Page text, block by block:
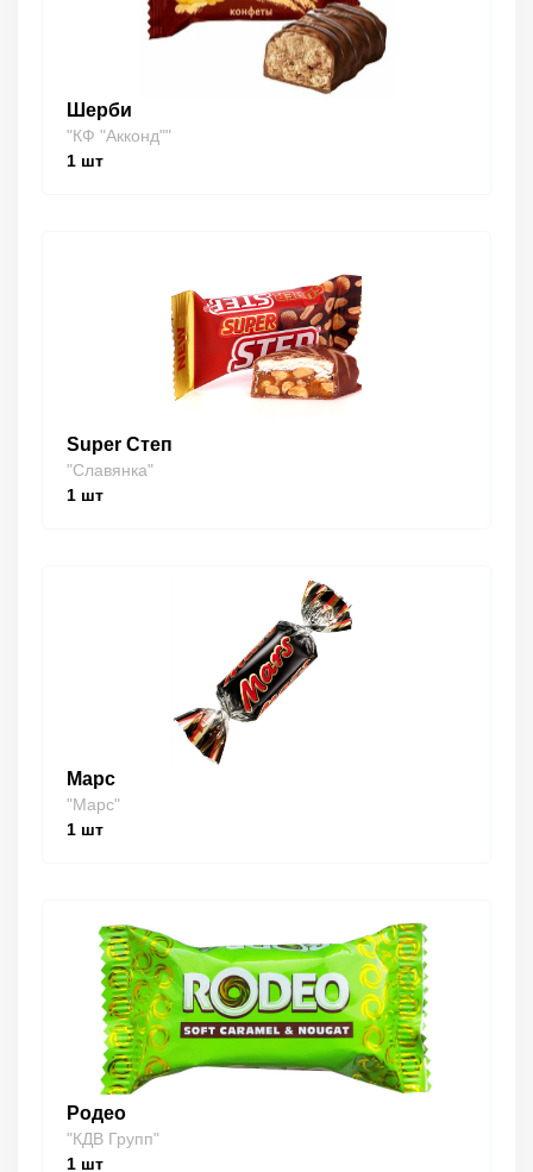
Шерби
"КФ "Акконд""
1 шт
Super Степ
"Славянка"
1 шт
Марс
"Марс"
1 шт
Родео
"КДВ Групп"
1 шт